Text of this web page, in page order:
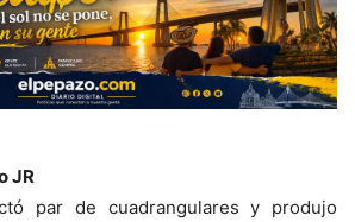
JR
par de cuadrangulares y produjo